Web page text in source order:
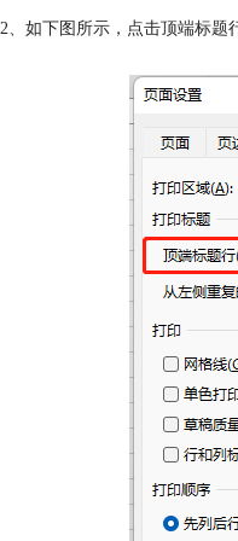
2、如下图所示，点击顶端标题